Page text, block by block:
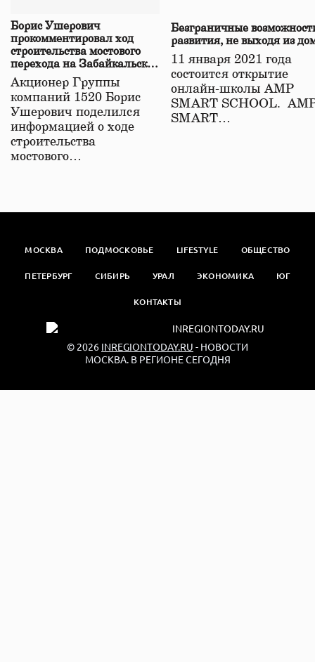
Борис Ушерович
прокомментировал ход
строительства мостового
перехода на Забайкальской
железной дороге
Акционер Группы
компаний 1520 Борис
Ушерович поделился
информацией о ходе
строительства
мостового…
Безграничные
развития, не выходя из
11 января 2021 года
состоится открытие
онлайн-школы АМР
SMART SCHOOL.
SMART…
МОСКВА ПОДМОСКОВЬЕ LIFESTYLE ОБЩЕСТВО
ПЕТЕРБУРГ СИБИРЬ УРАЛ ЭКОНОМИКА ЮГ
КОНТАКТЫ
© 2026 INREGIONTODAY.RU - НОВОСТИ
МОСКВА. В РЕГИОНЕ СЕГОДНЯ